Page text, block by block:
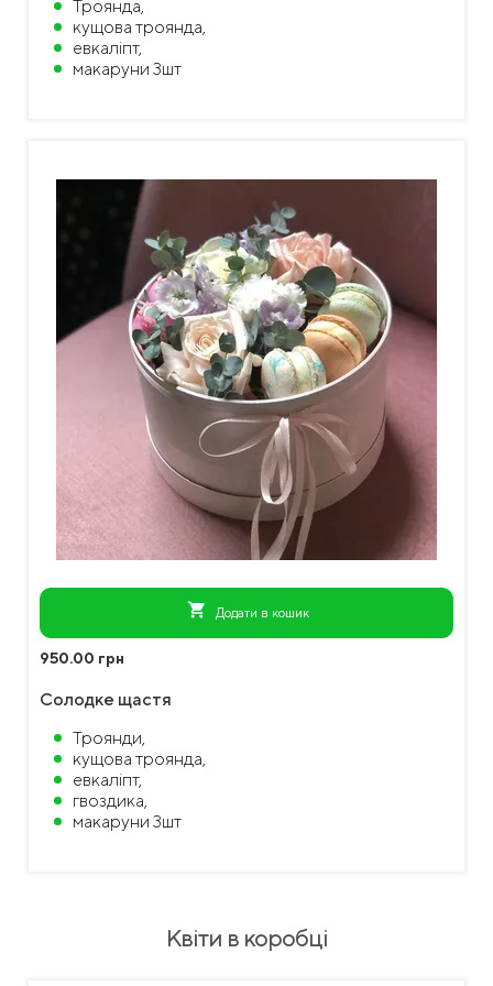
Троянда,
кущова троянда,
евкаліпт,
макаруни 3шт
shopping_cart Додати в кошик
950.00 грн
Солодке щастя
Троянди,
кущова троянда,
евкаліпт,
гвоздика,
макаруни 3шт
Квіти в коробці